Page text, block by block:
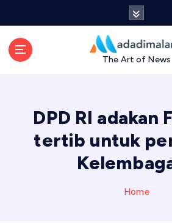
The Art of News
DPD RI adakan
tertib untuk
Home